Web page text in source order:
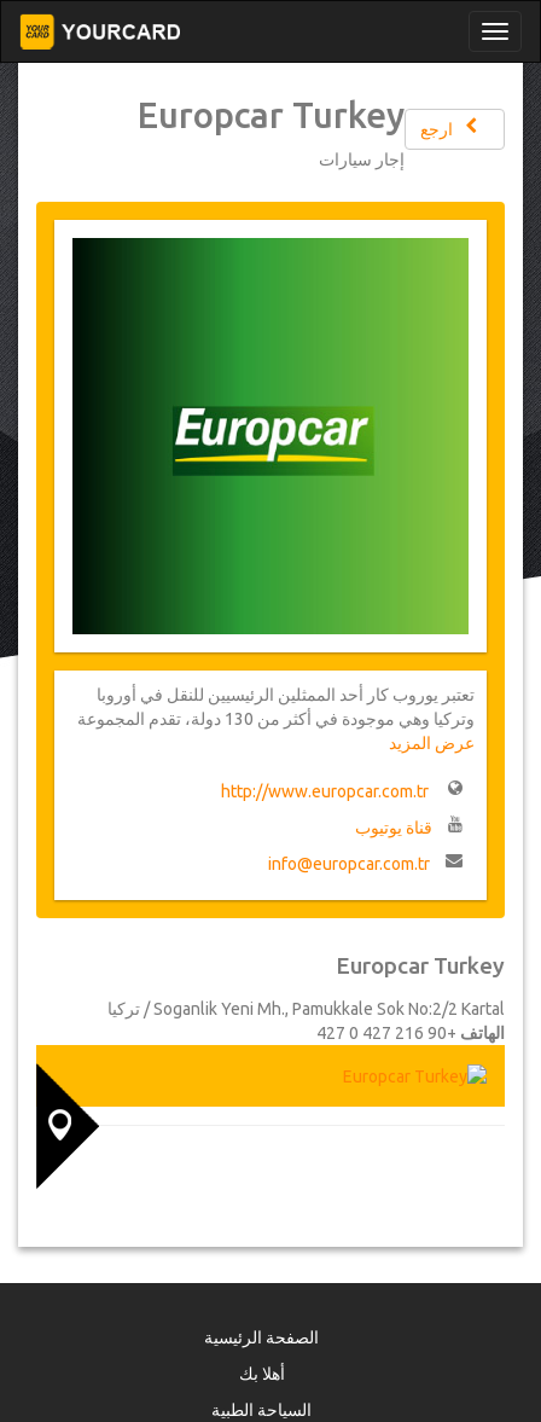
ارجع Europcar Turkey
إجار سيارات
تعتبر يوروب كار أحد الممثلين الرئيسيين للنقل في أوروبا
وتركيا وهي موجودة في أكثر من 130 دولة، تقدم المجموعة
لعملائها واحدة من أكبر شبكات تأجير السيارات
عرض المزيد
قناة يوتيوب
info@europcar.com.tr
Europcar Turkey
Soganlik Yeni Mh., Pamukkale Sok No:2/2 Kartal / تركيا
الهاتف +90 216 427 0 427
الصفحة الرئيسية
أهلا بك
السياحة الطبية